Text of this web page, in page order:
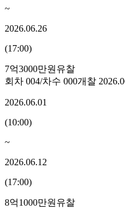
~
2026.06.26
(17:00)
7억3000만원 유찰
회차 004/차수 000개찰
2026.06.01
(10:00)
~
2026.06.12
(17:00)
8억1000만원 유찰